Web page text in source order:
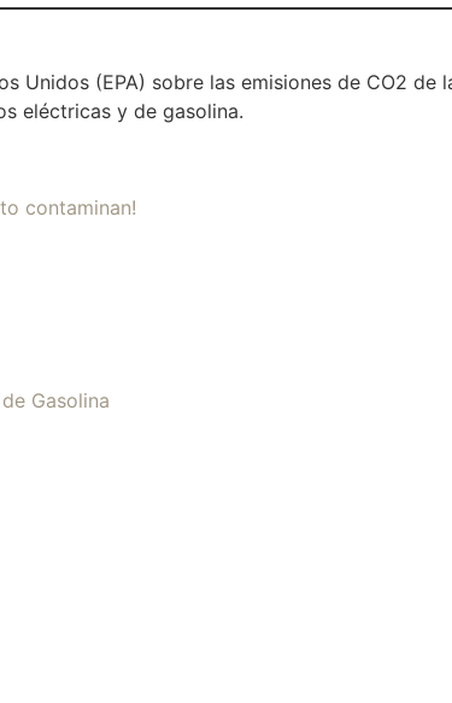
Unidos (EPA) sobre las emisiones de CO2 de
eléctricas y de gasolina.
contaminan!
Gasolina